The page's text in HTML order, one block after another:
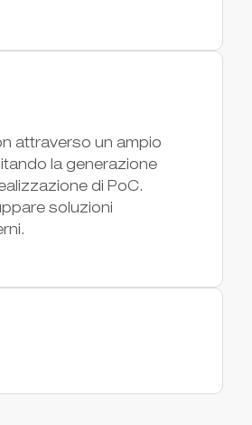
attraverso un ampio
la generazione
di PoC.
soluzioni